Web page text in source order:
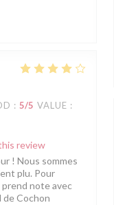
: 5/5 VALUE :
review
! Nous sommes
plu. Pour
note avec
de Cochon